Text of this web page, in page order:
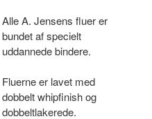
Alle A. Jensens fluer er
bundet af specielt
uddannede bindere.
Fluerne er lavet med
dobbelt whipfinish og
dobbeltlakerede.